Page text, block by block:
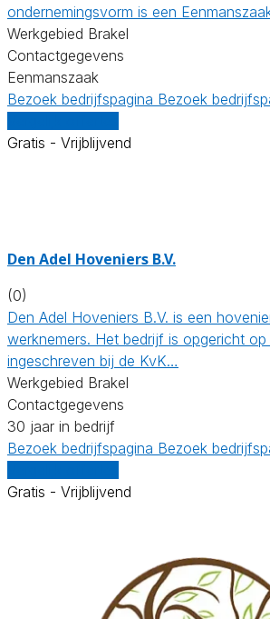
ondernemingsvorm is een
Werkgebied Brakel
Contactgegevens
Eenmanszaak
Bezoek bedrijfspagina Bezoek
Gratis - Vrijblijvend
Den Adel Hoveniers B.V.
(0)
Den Adel Hoveniers B.V. is een
werknemers. Het bedrijf is opgericht
ingeschreven bij de KvK…
Werkgebied Brakel
Contactgegevens
30 jaar in bedrijf
Bezoek bedrijfspagina Bezoek
Gratis - Vrijblijvend